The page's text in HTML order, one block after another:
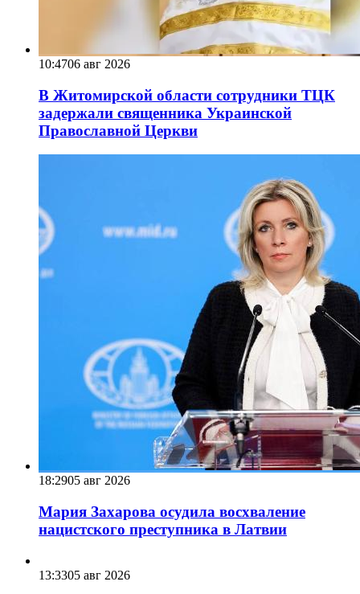
10:4706 авг 2026
В Житомирской области сотрудники ТЦК
задержали священника Украинской
Православной Церкви
18:2905 авг 2026
Мария Захарова осудила восхваление
нацистского преступника в Латвии
13:3305 авг 2026